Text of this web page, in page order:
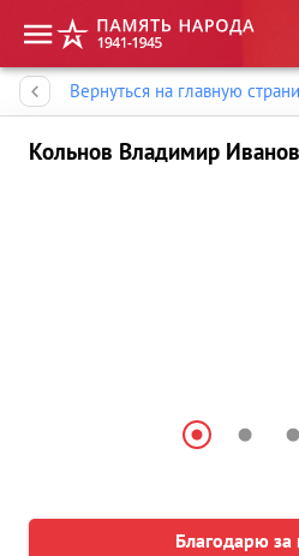
Вернуться на главную
Кольнов Владимир
Благодарю за
Память народа